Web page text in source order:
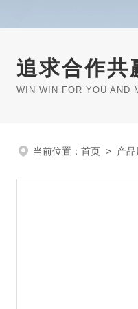
追求合作共
WIN WIN FOR YOU AND
当前位置： 首页 > 产